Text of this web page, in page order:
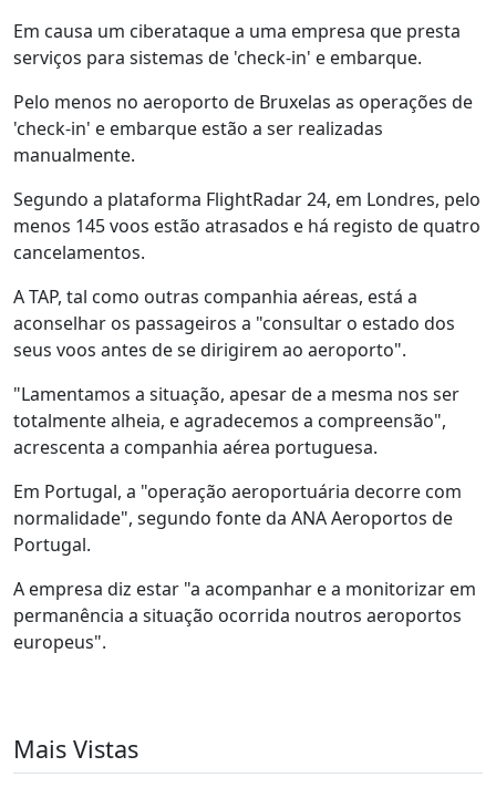
Em causa um ciberataque a uma empresa que presta
serviços para sistemas de 'check-in' e embarque.
Pelo menos no aeroporto de Bruxelas as operações de
'check-in' e embarque estão a ser realizadas
manualmente.
Segundo a plataforma FlightRadar 24, em Londres, pelo
menos 145 voos estão atrasados e há registo de quatro
cancelamentos.
A TAP, tal como outras companhia aéreas, está a
aconselhar os passageiros a "consultar o estado dos
seus voos antes de se dirigirem ao aeroporto".
"Lamentamos a situação, apesar de a mesma nos ser
totalmente alheia, e agradecemos a compreensão",
acrescenta a companhia aérea portuguesa.
Em Portugal, a "operação aeroportuária decorre com
normalidade", segundo fonte da ANA Aeroportos de
Portugal.
A empresa diz estar "a acompanhar e a monitorizar em
permanência a situação ocorrida noutros aeroportos
europeus".
Mais Vistas